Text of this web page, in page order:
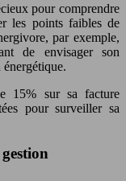
pour comprendre
les points faibles de
par exemple,
de envisager son
15% sur sa facture
pour surveiller sa